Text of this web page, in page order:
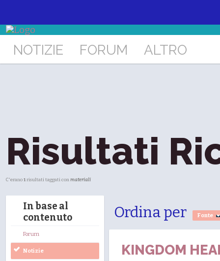
NOTIZIE FORUM ALTRO
Risultati
C'erano1risultati taggati conmateriali
In base al
contenuto
Forum
Notizie
Ordina per Fonte
KINGDOM